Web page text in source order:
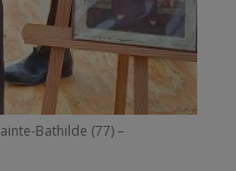
Bathilde (77) –